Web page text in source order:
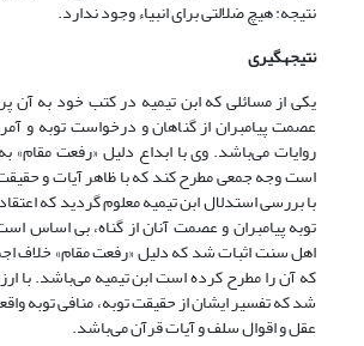
نتیجه: هیچ ضلالتی برای انبیاء وجود ندارد.
نتیجهگیری
یکی از مسائلی که ابن تیمیه در کتب خود به آن
عصمت پیامبران از گناهان و درخواست توبه و
روایات می‌باشد. وی با ابداع دلیل «رفعت مقام»
است وجه جمعی مطرح کند که با ظاهر آیات و
با بررسی استدلال ابن تیمیه معلوم گردید که
توبه پیامبران و عصمت آنان از گناه، بی اساس
اهل سنت اثبات شد که دلیل «رفعت مقام» خلاف
که آن را مطرح کرده است ابن تیمیه می‌باشد. با
شد که تفسیر ایشان از حقیقت توبه، منافی توبه
عقل و اقوال سلف و آیات قرآن می‌باشد.